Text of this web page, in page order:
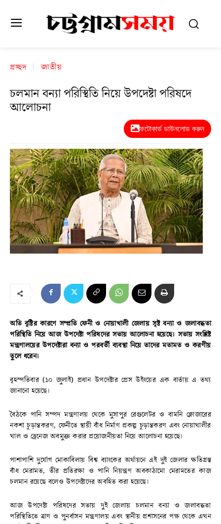
প্রচ্ছদ জাতীয়
চলমান বন্যা পরিস্থিতি নিয়ে উপদেষ্টা পরিষদে
আলোচনা
ফটোকার্ড ডাউনলোড করুন
অতি বৃষ্টির কারণে সম্প্রতি ফেনী ও নোয়াখালী জেলায় সৃষ্ট বন্যা ও জলাবদ্ধতা
পরিস্থিতি নিয়ে আজ উপদেষ্টা পরিষদের সভায় আলোচনা হয়েছে। সভায় সংশ্লিষ্ট
মন্ত্রণালয়ের উপদেষ্টারা বন্যা ও পরবর্তী ব্যবস্থা নিয়ে তাদের মতামত ও করণীয়
তুলে ধরেন।
বৃহস্পতিবার (১০ জুলাই) প্রধান উপদেষ্টার প্রেস উইংয়ের এক বার্তায় এ তথ্য
জানানো হয়েছে।
বৈঠকে পানি সম্পদ মন্ত্রণালয় থেকে মুসাপুর রেগুলেটর ও বামনি ক্লোজারের
নকশা চূড়ান্তকরণ, ফেনীতে স্থায়ী বাঁধ নির্মাণ প্রকল্প চূড়ান্তকরণ এবং নোয়াখালীর
খাল ও ড্রেনেজ অবমুক্ত করার প্রয়োজনীয়তা নিয়ে আলোচনা হয়েছে।
পাশাপাশি দুর্যোগ মোকাবিলায় বিশ্ব ব্যাংকের অর্থায়নে এই দুই জেলার ক্ষতিগ্রস্ত
বাঁধ মেরামত, তীর প্রতিরক্ষা ও পানি নিয়ন্ত্রণ অবকাঠামো মেরামতের কাজ
চলমান রয়েছে বলেও উপদেষ্টাদের অবহিত করা হয়েছে।
আজ উপদেষ্টা পরিষদের সভায় দুই জেলায় চলমান বন্যা ও জলাবদ্ধতা
পরিস্থিতিতে ত্রাণ ও পুনর্বাসন মন্ত্রণালয় এবং স্থানীয় প্রশাসনের পক্ষ থেকে এখন